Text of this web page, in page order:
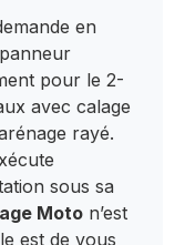
en
pour le 2-
avec calage
rayé.
sous sa
Moto n’est
est de vous